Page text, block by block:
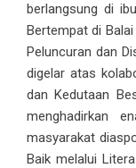
berlangsung di
Bertempat di
Peluncuran dan
digelar atas
dan Kedutaan
menghadirkan
masyarakat
Baik melalui